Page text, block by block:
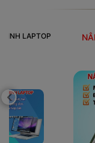
LAPTOP